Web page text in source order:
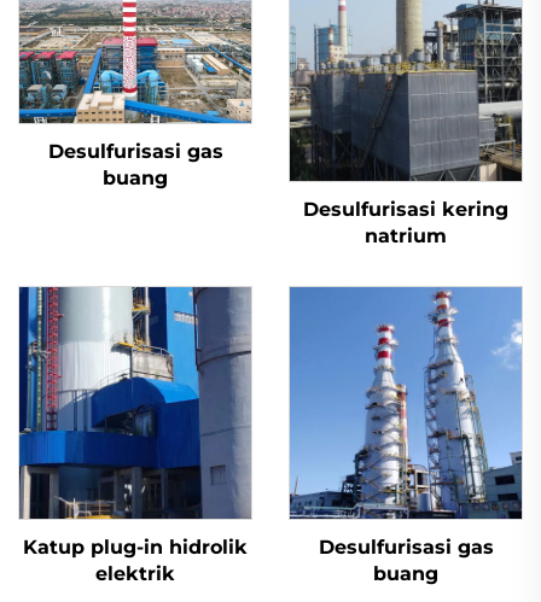
Desulfurisasi gas
buang
Desulfurisasi kering
natrium
Katup plug-in hidrolik
elektrik
Desulfurisasi gas
buang